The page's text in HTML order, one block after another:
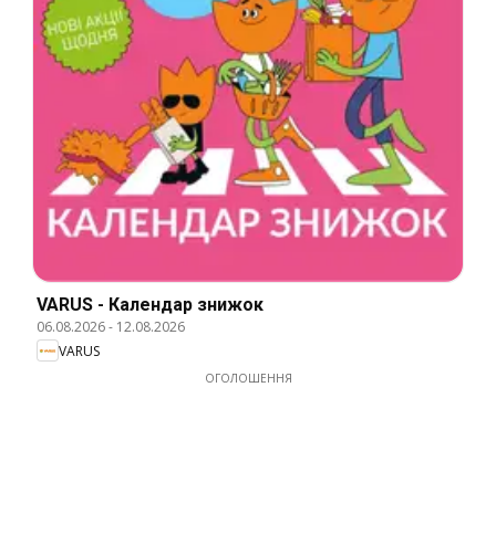
VARUS - Календар знижок
06.08.2026- 12.08.2026
VARUS
ОГОЛОШЕННЯ